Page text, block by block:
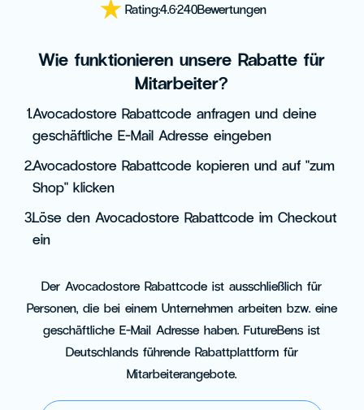
Rating:4.6·240Bewertungen
Wie funktionieren unsere Rabatte für
Mitarbeiter?
1.Avocadostore Rabattcode anfragen und deine
geschäftliche E-Mail Adresse eingeben
2.Avocadostore Rabattcode kopieren und auf "zum
Shop" klicken
3.Löse den Avocadostore Rabattcode im Checkout
ein
Der Avocadostore Rabattcode ist ausschließlich für
Personen, die bei einem Unternehmen arbeiten bzw. eine
geschäftliche E-Mail Adresse haben. FutureBens ist
Deutschlands führende Rabattplattform für
Mitarbeiterangebote.